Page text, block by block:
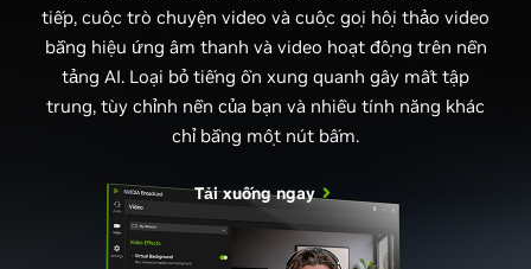
tiếp, cuộc trò chuyện video và cuộc gọi hội thảo video
bằng hiệu ứng âm thanh và video hoạt động trên nền
tảng AI. Loại bỏ tiếng ồn xung quanh gây mất tập
trung, tùy chỉnh nền của bạn và nhiều tính năng khác
chỉ bằng một nút bấm.
Tải xuống ngay